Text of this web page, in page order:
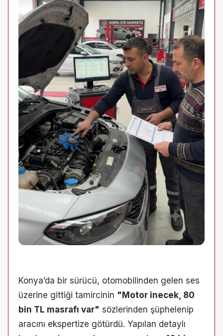
Konya’da bir sürücü, otomobilinden gelen ses
üzerine gittiği tamircinin "Motor inecek, 80
bin TL masrafı var" sözlerinden şüphelenip
aracını ekspertize götürdü. Yapılan detaylı